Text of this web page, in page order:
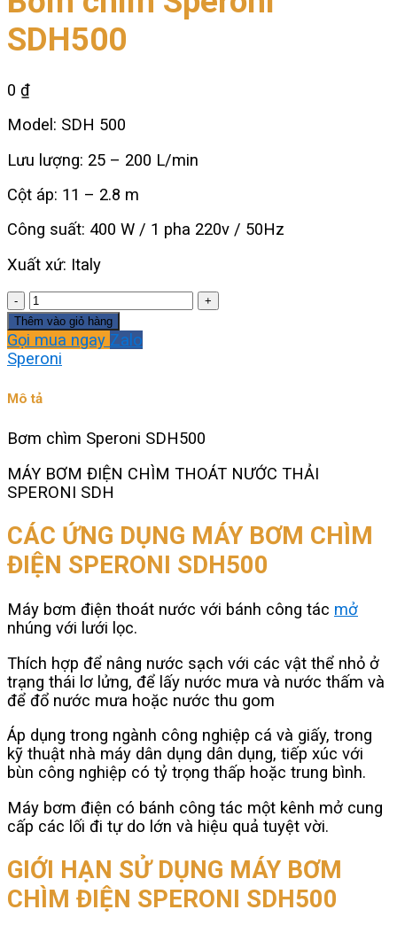
SDH500
0 ₫
Model: SDH 500
Lưu lượng: 25 – 200 L/min
Cột áp: 11 – 2.8 m
Công suất: 400 W / 1 pha 220v / 50Hz
Xuất xứ: Italy
Bơm
chìm
Speroni
SDH500
lượng
Thêm vào giỏ hàng
Gọi mua ngay Zalo
Speroni
Mô tả
Bơm chìm Speroni SDH500
MÁY BƠM ĐIỆN CHÌM THOÁT NƯỚC THẢI
SPERONI SDH
CÁC ỨNG DỤNG MÁY BƠM CHÌM
ĐIỆN SPERONI SDH500
Máy bơm điện thoát nước với bánh công tác mở
nhúng với lưới lọc.
Thích hợp để nâng nước sạch với các vật thể nhỏ ở
trạng thái lơ lửng, để lấy nước mưa và nước thấm và
để đổ nước mưa hoặc nước thu gom
Áp dụng trong ngành công nghiệp cá và giấy, trong
kỹ thuật nhà máy dân dụng dân dụng, tiếp xúc với
bùn công nghiệp có tỷ trọng thấp hoặc trung bình.
Máy bơm điện có bánh công tác một kênh mở cung
cấp các lối đi tự do lớn và hiệu quả tuyệt vời.
GIỚI HẠN SỬ DỤNG MÁY BƠM
CHÌM ĐIỆN SPERONI SDH500